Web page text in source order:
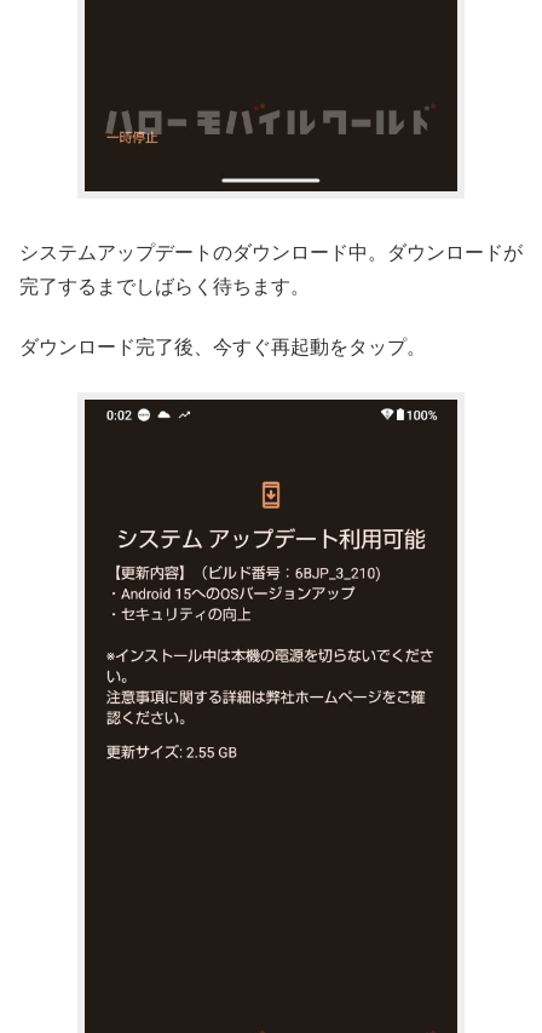
システムアップデートのダウンロード中。ダウンロードが
完了するまでしばらく待ちます。
ダウンロード完了後、今すぐ再起動をタップ。